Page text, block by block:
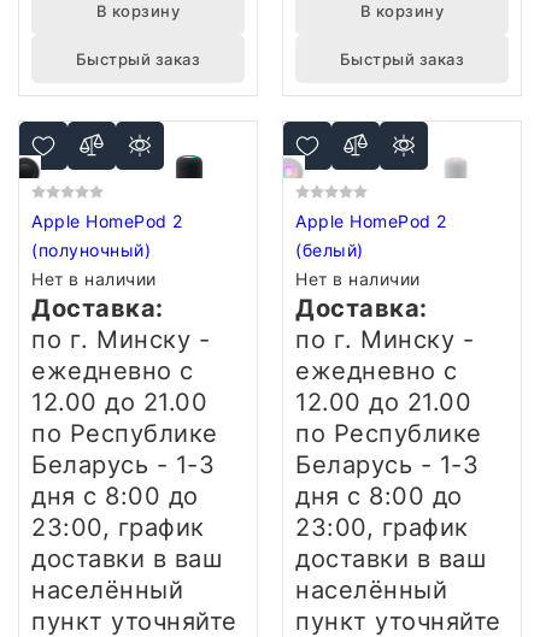
В корзину
Быстрый заказ
В корзину
Быстрый заказ
Apple HomePod 2
(полуночный)
Нет в наличии
Доставка:
по г. Минску -
ежедневно с
12.00 до 21.00
по Республике
Беларусь - 1-3
дня с 8:00 до
23:00, график
доставки в ваш
населённый
пункт уточняйте
Apple HomePod 2
(белый)
Нет в наличии
Доставка:
по г. Минску -
ежедневно с
12.00 до 21.00
по Республике
Беларусь - 1-3
дня с 8:00 до
23:00, график
доставки в ваш
населённый
пункт уточняйте